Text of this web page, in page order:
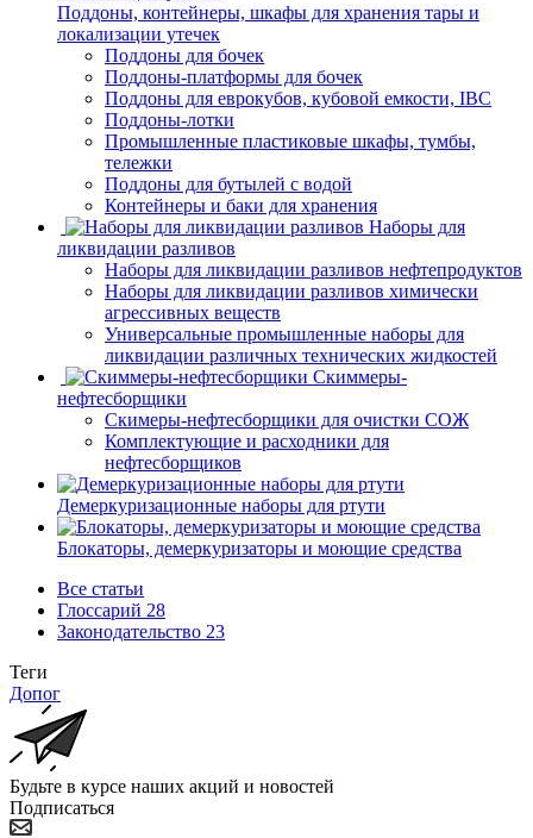
Поддоны, контейнеры, шкафы для хранения тары и
локализации утечек
Поддоны для бочек
Поддоны-платформы для бочек
Поддоны для еврокубов, кубовой емкости, IBC
Поддоны-лотки
Промышленные пластиковые шкафы, тумбы,
тележки
Поддоны для бутылей с водой
Контейнеры и баки для хранения
Наборы для
ликвидации разливов
Наборы для ликвидации разливов нефтепродуктов
Наборы для ликвидации разливов химически
агрессивных веществ
Универсальные промышленные наборы для
ликвидации различных технических жидкостей
Скиммеры-
нефтесборщики
Скимеры-нефтесборщики для очистки СОЖ
Комплектующие и расходники для
нефтесборщиков
Демеркуризационные наборы для ртути
Блокаторы, демеркуризаторы и моющие средства
Все статьи
Глоссарий 28
Законодательство 23
Теги
Допог
Будьте в курсе наших акций и новостей
Подписаться